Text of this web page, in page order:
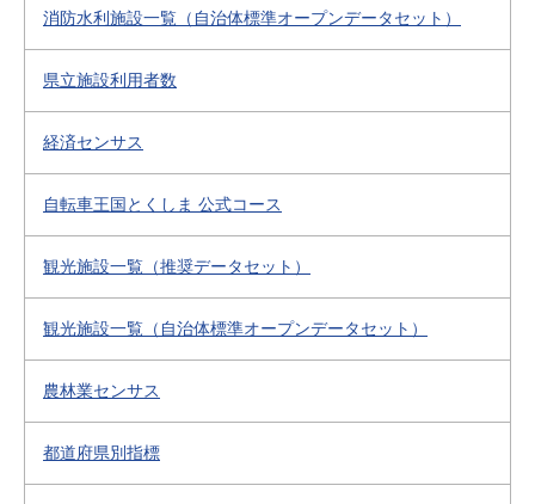
消防水利施設一覧（自治体標準オープンデータセット）
県立施設利用者数
経済センサス
自転車王国とくしま 公式コース
観光施設一覧（推奨データセット）
観光施設一覧（自治体標準オープンデータセット）
農林業センサス
都道府県別指標